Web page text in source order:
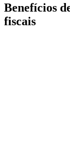
Benefícios
fiscais